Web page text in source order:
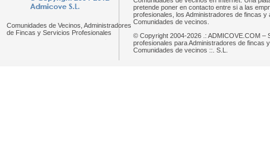
Comunidades de Vecinos, Administradores
de Fincas y Servicios Profesionales
pretende poner en contacto entre si a las
profesionales, los Administradores de fincas y
Comunidades de vecinos.
© Copyright 2004-2026 .: ADMICOVE.COM –
profesionales para Administradores de fincas y
Comunidades de vecinos ::. S.L.